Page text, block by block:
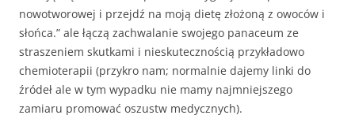
nowotworowej i przejdź na moją dietę złożoną z owoców i
słońca.” ale łączą zachwalanie swojego panaceum ze
straszeniem skutkami i nieskutecznością przykładowo
chemioterapii (przykro nam; normalnie dajemy linki do
źródeł ale w tym wypadku nie mamy najmniejszego
zamiaru promować oszustw medycznych).